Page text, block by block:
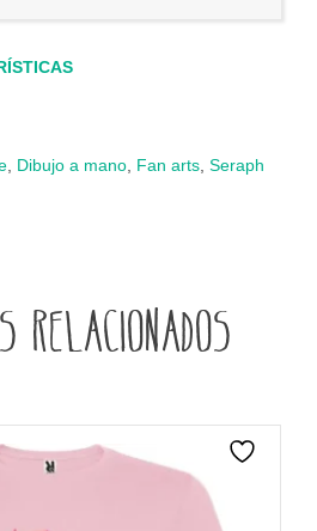
Dibujo a mano Fan arts Seraph
relacionados